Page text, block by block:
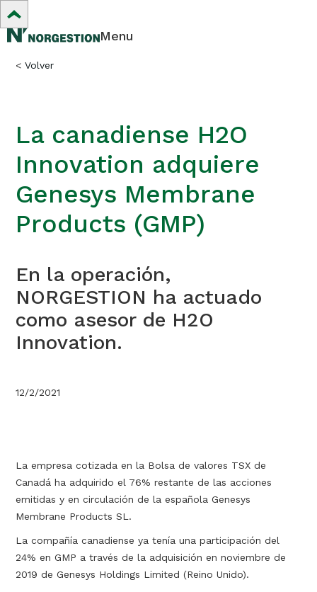
Menu
< Volver
La canadiense H2O
Innovation adquiere
Genesys Membrane
Products (GMP)
En la operación,
NORGESTION ha actuado
como asesor de H2O
Innovation.
12/2/2021
La empresa cotizada en la Bolsa de valores TSX de
Canadá ha adquirido el 76% restante de las acciones
emitidas y en circulación de la española Genesys
Membrane Products SL.
La compañía canadiense ya tenía una participación del
24% en GMP a través de la adquisición en noviembre de
2019 de Genesys Holdings Limited (Reino Unido).